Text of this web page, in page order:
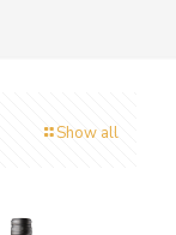
Show all